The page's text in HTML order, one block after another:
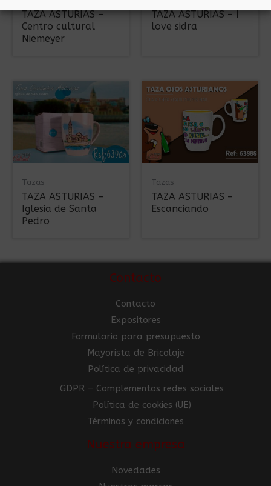
TAZA ASTURIAS –
Centro cultural
Niemeyer
TAZA ASTURIAS – I
love sidra
Tazas
TAZA ASTURIAS –
Iglesia de Santa
Pedro
Tazas
TAZA ASTURIAS –
Escanciando
Contacto
Contacto
Expositores
Formulario para presupuesto
Mayorista de Bricolaje
Política de privacidad
GDPR – Complementos redes sociales
Política de cookies (UE)
Términos y condiciones
Nuestra empresa
Novedades